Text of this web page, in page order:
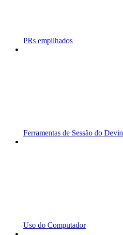
PRs empilhados
Ferramentas de Sessão do Devin
Uso do Computador